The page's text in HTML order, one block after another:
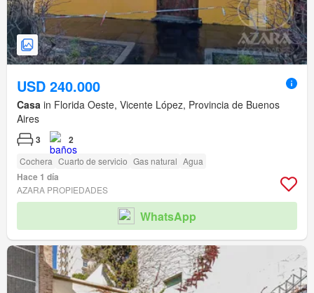
USD 240.000
Casa in Florida Oeste, Vicente López, Provincia de Buenos
Aires
3 2
Cochera Cuarto de servicio Gas natural Agua
Hace 1 día
AZARA PROPIEDADES
WhatsApp